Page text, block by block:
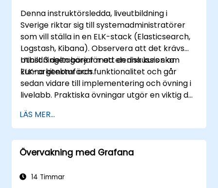
Denna instruktörsledda, liveutbildning i
Sverige riktar sig till systemadministratörer
som vill ställa in en ELK-stack (Elasticsearch,
Logstash, Kibana). Observera att det krävs
minst 3 deltagare för att denna kurs ska
kunna genomföras.
Utbildningen börjar med en diskussion om
ELK-arkitektur och funktionalitet och går
sedan vidare till implementering och övning i
livelabb. Praktiska övningar utgör en viktig del
att omsätta sina kunskaper i praktiken
samtidigt som de får feedback på sina
framsteg.
LÄS MER...
Övervakning med Grafana
14 Timmar